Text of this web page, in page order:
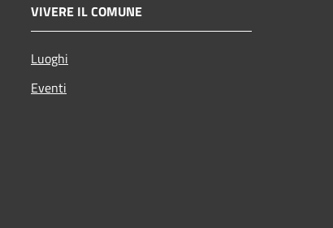
VIVERE IL COMUNE
Luoghi
Eventi